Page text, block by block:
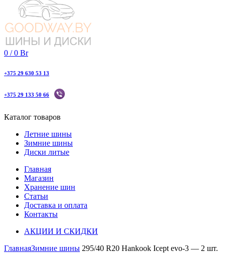
0 / 0 Br
+375 29 630 53 13
+375 29 133 50 66
Каталог товаров
Летние шины
Зимние шины
Диски литые
Главная
Магазин
Хранение шин
Статьи
Доставка и оплата
Контакты
АКЦИИ И СКИДКИ
ГлавнаяЗимние шины 295/40 R20 Hankook Icept evo-3 — 2 шт.